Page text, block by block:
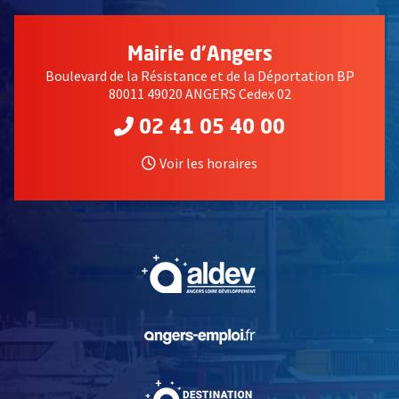
Mairie d'Angers
Boulevard de la Résistance et de la Déportation BP
80011 49020 ANGERS Cedex 02
02 41 05 40 00
Voir les horaires
, Ouvre une nouvelle